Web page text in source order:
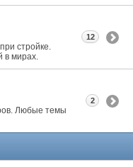
стройке.
в мирах.
12
Любые темы
2